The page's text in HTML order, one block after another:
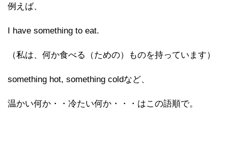
例えば、
I have something to eat.
（私は、何か食べる（ための）ものを持っています）
something hot, something coldなど、
温かい何か・・冷たい何か・・・はこの語順で。